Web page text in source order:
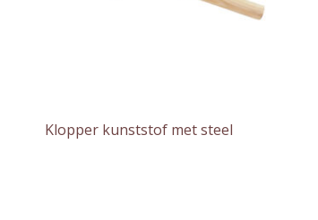
Klopper kunststof met steel